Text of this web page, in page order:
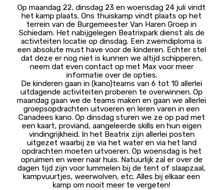
Op maandag 22, dinsdag 23 en woensdag 24 juli vindt
het kamp plaats. Ons thuiskamp vindt plaats op het
terrein van de Burgemeester Van Haren Groep in
Schiedam. Het nabijgelegen Beatrixpark dienst als de
activiteiten locatie op dinsdag. Een zwemdiploma is
een absolute must have voor de kinderen. Echter stel
dat deze er nog niet is kunnen we altijd schipperen,
neem dat even contact op met Max voor meer
informatie over de opties.
De kinderen gaan in (kano)teams van 6 tot 10 allerlei
uitdagende activiteiten proberen te overwinnen. Op
maandag gaan we de teams maken en gaan we allerlei
groepsopdrachten uitvoeren en leren varen in een
Canadees kano. Op dinsdag sturen we ze op pad met
een kaart, proviand, aangeleerde skills en hun eigen
vindingrijkheid. In het Beatrix zijn allerlei posten
uitgezet waarbij ze via het water en via het land
opdrachten moeten uitvoeren. Op woensdag is het
opruimen en weer naar huis. Natuurlijk zal er over de
dagen tijd zijn voor lummelen bij de tent of slaapzaal,
kampvuurtjes, weerwolven, etc. Alles bij elkaar een
kamp om nooit meer te vergeten!